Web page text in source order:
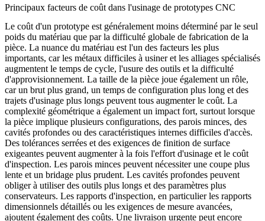
Principaux facteurs de coût dans l'usinage de prototypes CNC
Le coût d'un prototype est généralement moins déterminé par le seul
poids du matériau que par la difficulté globale de fabrication de la
pièce. La nuance du matériau est l'un des facteurs les plus
importants, car les métaux difficiles à usiner et les alliages spécialisés
augmentent le temps de cycle, l'usure des outils et la difficulté
d'approvisionnement. La taille de la pièce joue également un rôle,
car un brut plus grand, un temps de configuration plus long et des
trajets d'usinage plus longs peuvent tous augmenter le coût. La
complexité géométrique a également un impact fort, surtout lorsque
la pièce implique plusieurs configurations, des parois minces, des
cavités profondes ou des caractéristiques internes difficiles d'accès.
Des tolérances serrées et des exigences de finition de surface
exigeantes peuvent augmenter à la fois l'effort d'usinage et le coût
d'inspection. Les parois minces peuvent nécessiter une coupe plus
lente et un bridage plus prudent. Les cavités profondes peuvent
obliger à utiliser des outils plus longs et des paramètres plus
conservateurs. Les rapports d'inspection, en particulier les rapports
dimensionnels détaillés ou les exigences de mesure avancées,
ajoutent également des coûts. Une livraison urgente peut encore